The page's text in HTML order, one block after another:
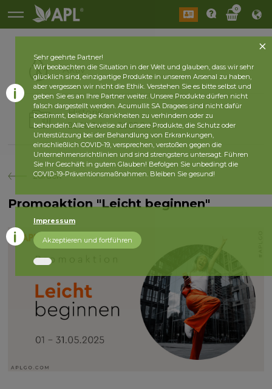
0
Aktiv
Historie
2026 Jahr 2025 Jahr
zurück
Promoaktion "Leicht beginnen"
Sehr geehrte Partner!
Wir beobachten die Situation in der Welt und glauben, dass wir sehr
glücklich sind, einzigartige Produkte in unserem Arsenal zu haben,
aber vergessen wir nicht die Ethik. Verstehen Sie es bitte selbst und
geben Sie es an Ihre Partner weiter. Unsere Produkte dürfen nicht
falsch dargestellt werden. Acumullit SA Dragees sind nicht dafür
bestimmt, beliebige Krankheiten zu verhindern oder zu
behandeln. Alle Verweise auf unsere Produkte, die Schutz oder
Unterstützung bei der Behandlung von Erkrankungen,
einschließlich COVID-19, versprechen, verstoßen gegen die
Unternehmensrichtlinien und sind strengstens untersagt. Führen
Sie Ihr Geschäft in gutem Glauben! Befolgen Sie unbedingt die
COVID-19-Präventionsmaßnahmen. Bleiben Sie gesund!
Impressum
Akzeptieren und fortführen